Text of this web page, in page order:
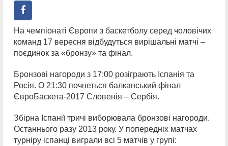
На чемпіонаті Європи з баскетболу серед чоловічих
команд 17 вересня відбудуться вирішальні матчі –
поєдинок за «бронзу» та фінал.
Бронзові нагороди з 17:00 розіграють Іспанія та
Росія. О 21:30 почнеться балканський фінал
ЄвроБаскета-2017 Словенія – Сербія.
Збірна Іспанії тричі виборювала бронзові нагороди.
Останнього разу 2013 року. У попередніх матчах
турніру іспанці виграли всі 5 матчів у групі: